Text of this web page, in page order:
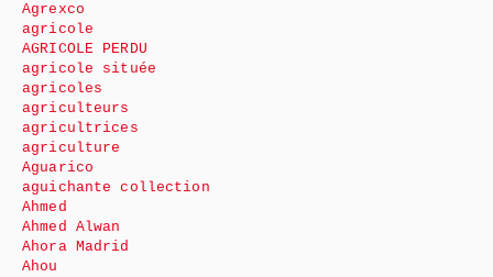
Agrexco
agricole
AGRICOLE PERDU
agricole située
agricoles
agriculteurs
agricultrices
agriculture
Aguarico
aguichante collection
Ahmed
Ahmed Alwan
Ahora Madrid
Ahou